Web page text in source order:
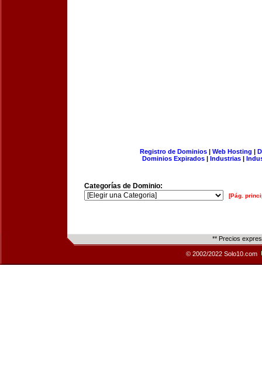
Registro de Dominios| Web Hosting |
Dominios Expirados | Industrias |
Categorías de Dominio:
[Pág.
** Precios
© 2002/2022 Solo10.com